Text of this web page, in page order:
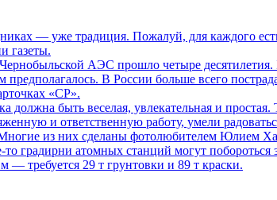
— уже традиция. Пожалуй, для каждого
газеты.
АЭС прошло четыре десятилетия.
В России больше всего
«СР».
должна быть веселая, увлекательная и
и ответственную работу, умели
из них сделаны фотолюбителем Юлием
градирни атомных станций могут
требуется 29 т грунтовки и 89 т краски.